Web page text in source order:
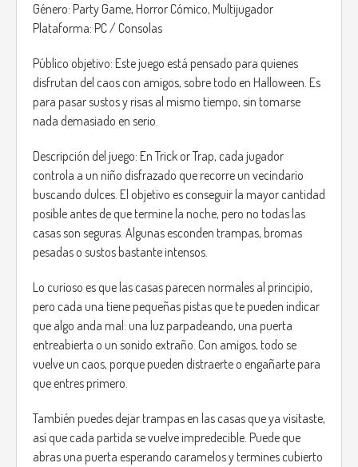
Género: Party Game, Horror Cómico, Multijugador
Plataforma: PC / Consolas
Público objetivo: Este juego está pensado para quienes
disfrutan del caos con amigos, sobre todo en Halloween. Es
para pasar sustos y risas al mismo tiempo, sin tomarse
nada demasiado en serio.
Descripción del juego: En Trick or Trap, cada jugador
controla a un niño disfrazado que recorre un vecindario
buscando dulces. El objetivo es conseguir la mayor cantidad
posible antes de que termine la noche, pero no todas las
casas son seguras. Algunas esconden trampas, bromas
pesadas o sustos bastante intensos.
Lo curioso es que las casas parecen normales al principio,
pero cada una tiene pequeñas pistas que te pueden indicar
que algo anda mal: una luz parpadeando, una puerta
entreabierta o un sonido extraño. Con amigos, todo se
vuelve un caos, porque pueden distraerte o engañarte para
que entres primero.
También puedes dejar trampas en las casas que ya visitaste,
así que cada partida se vuelve impredecible. Puede que
abras una puerta esperando caramelos y termines cubierto